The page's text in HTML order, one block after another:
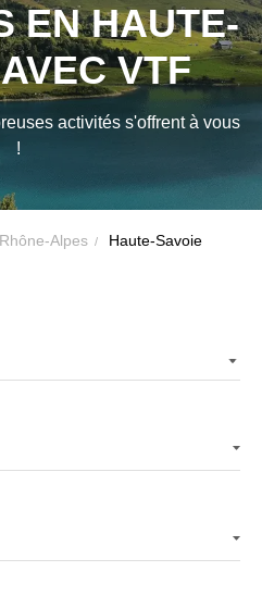
EN HAUTE-
VTF
activités s'offrent à vous
!
Alpes Haute-Savoie